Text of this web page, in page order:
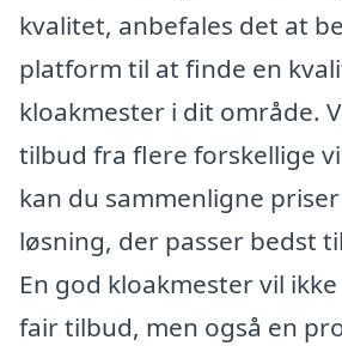
kvalitet, anbefales det at
platform til at finde en
kloakmester i dit område.
tilbud fra flere forskellige
kan du sammenligne
løsning, der passer bedst
En god kloakmester vil
fair tilbud, men også en